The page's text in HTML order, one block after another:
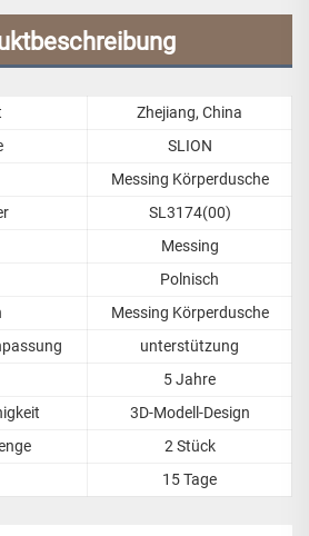
Zhejiang, China
SLION
Messing Körperdusche
SL3174(00)
Messing
Polnisch
Messing Körperdusche
unterstützung
5 Jahre
3D-Modell-Design
2 Stück
15 Tage